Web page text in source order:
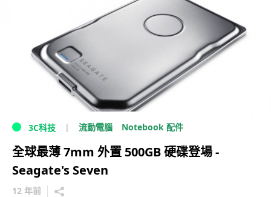
3C科技 流動電腦 Notebook 配件
全球最薄 7mm 外置 500GB 硬碟登場 -
Seagate's Seven
12 年前